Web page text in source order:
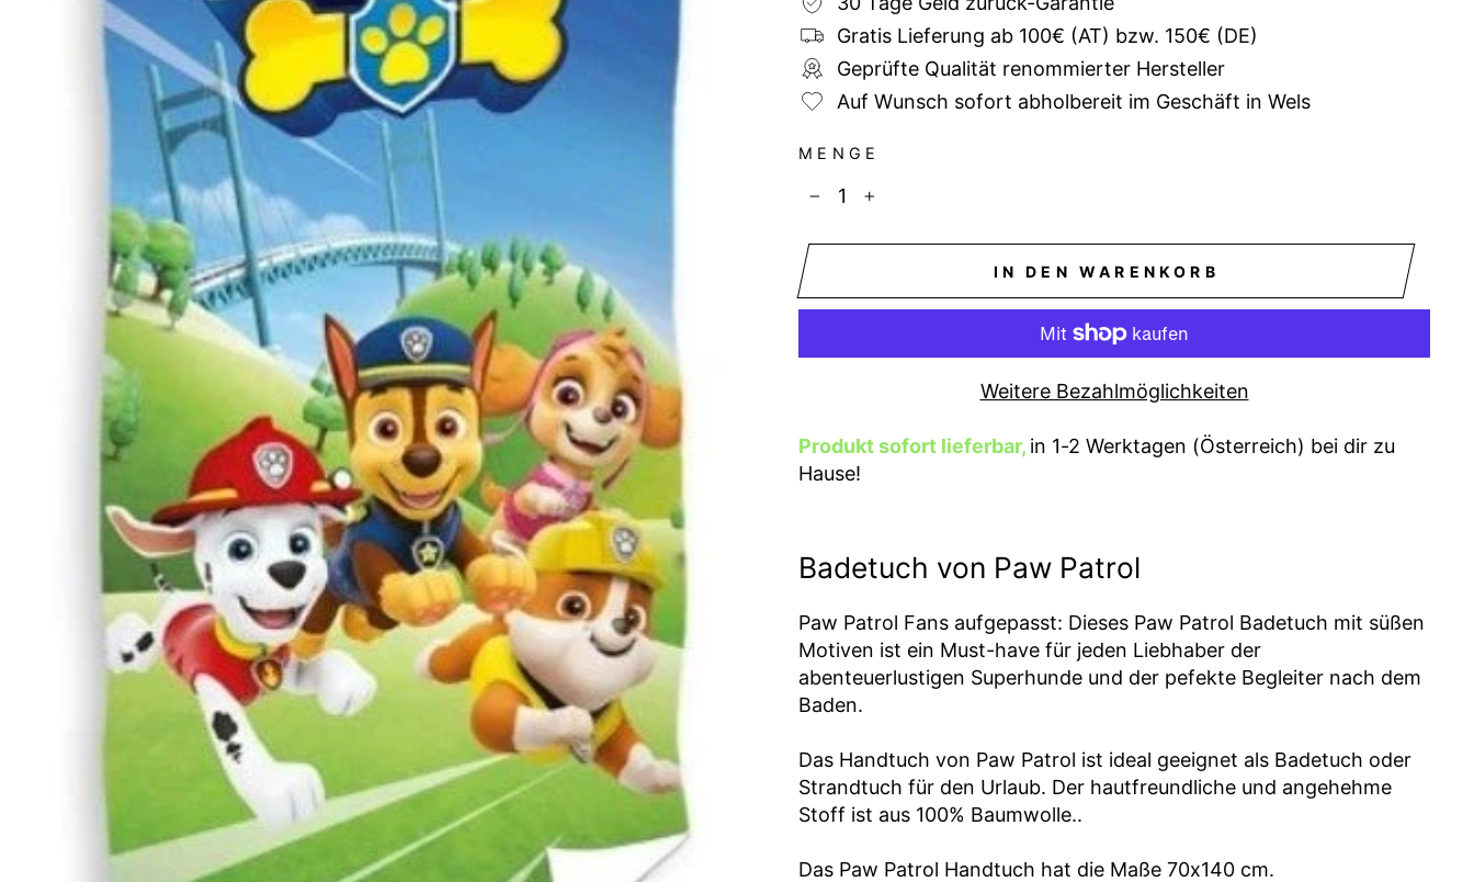
Gratis Lieferung ab 100€ (AT) bzw. 150€ (DE)
Geprüfte Qualität renommierter Hersteller
Auf Wunsch sofort abholbereit im Geschäft in Wels
MENGE
+
IN DEN WARENKORB
Weitere Bezahlmöglichkeiten
Produkt sofort lieferbar, in 1-2 Werktagen (Österreich) bei dir zu
Hause!
Badetuch von Paw Patrol
Paw Patrol Fans aufgepasst: Dieses Paw Patrol Badetuch mit süßen
Motiven ist ein Must-have für jeden Liebhaber der
abenteuerlustigen Superhunde und der pefekte Begleiter nach dem
Baden.
Das Handtuch von Paw Patrol ist ideal geeignet als Badetuch oder
Strandtuch für den Urlaub. Der hautfreundliche und angehehme
Stoff ist aus 100% Baumwolle..
Das Paw Patrol Handtuch hat die Maße 70x140 cm.